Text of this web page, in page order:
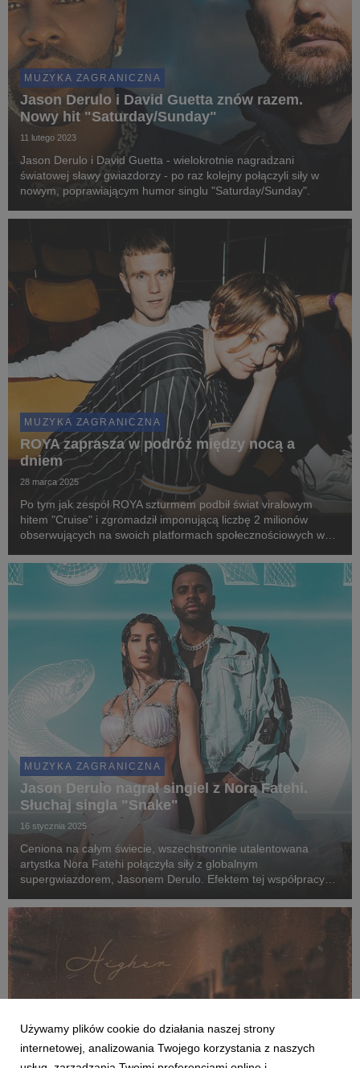
MUZYKA ZAGRANICZNA
Jason Derulo i David Guetta znów razem.
Nowy hit "Saturday/Sunday"
11 lutego 2023
Jason Derulo i David Guetta - wielokrotnie nagradzani
światowej sławy gwiazdorzy - po raz kolejny połączyli siły w
nowym, poprawiającym humor singlu "Saturday/Sunday".
MUZYKA ZAGRANICZNA
ROYA zaprasza w podróż między nocą a
dniem
28 marca 2025
Po tym jak zespół ROYA szturmem podbił świat viralowym
hitem "Cruise" i zgromadził imponującą liczbę 2 milionów
obserwujących na swoich platformach społecznościowych w
singlem "Dawn/Day".
MUZYKA ZAGRANICZNA
Jason Derulo nagrał singiel z Norą Fatehi.
Słuchaj singla "Snake"
16 stycznia 2025
Ceniona na całym świecie, wszechstronnie utalentowana
artystka Nora Fatehi połączyła siły z globalnym
supergwiazdorem, Jasonem Derulo. Efektem tej współpracy
Używamy plików cookie do działania naszej strony
internetowej, analizowania Twojego korzystania z naszych